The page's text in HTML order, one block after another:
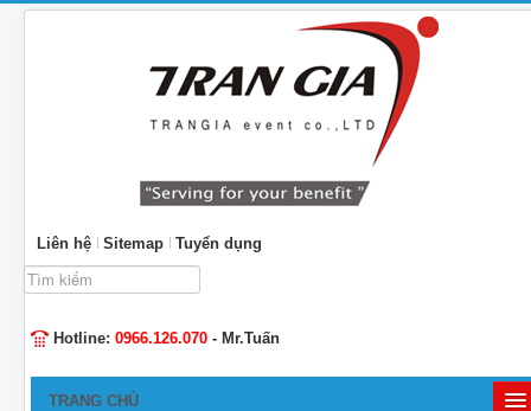
Liên hệ Sitemap
Tuyển dụng
Tìm
kiếm...
Hotline: 0966.126.070 - Mr.Tuấn
TRANG CHỦ